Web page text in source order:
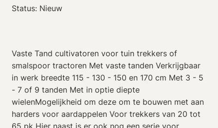
Status: Nieuw
Vaste Tand cultivatoren voor tuin trekkers of
smalspoor tractoren Met vaste tanden Verkrijgbaar
in werk breedte 115 - 130 - 150 en 170 cm Met 3 - 5
- 7 of 9 tanden Met in optie diepte
wielenMogelijkheid om deze om te bouwen met aan
harders voor aardappelen Voor trekkers van 20 tot